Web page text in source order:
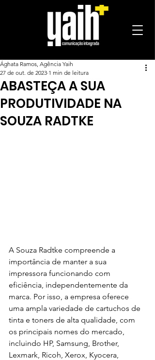
ABASTEÇA A SUA
PRODUTIVIDADE NA
SOUZA RADTKE
Ághata Ramos, Agência Yaih
27 de out. de 2023 1 min de leitura
A Souza Radtke compreende a
importância de manter a sua
impressora funcionando com
eficiência, independentemente da
marca. Por isso, a empresa oferece
uma ampla variedade de cartuchos de
tinta e toners de alta qualidade, com
os principais nomes do mercado,
incluindo HP, Samsung, Brother,
Lexmark, Ricoh, Xerox, Kyocera,